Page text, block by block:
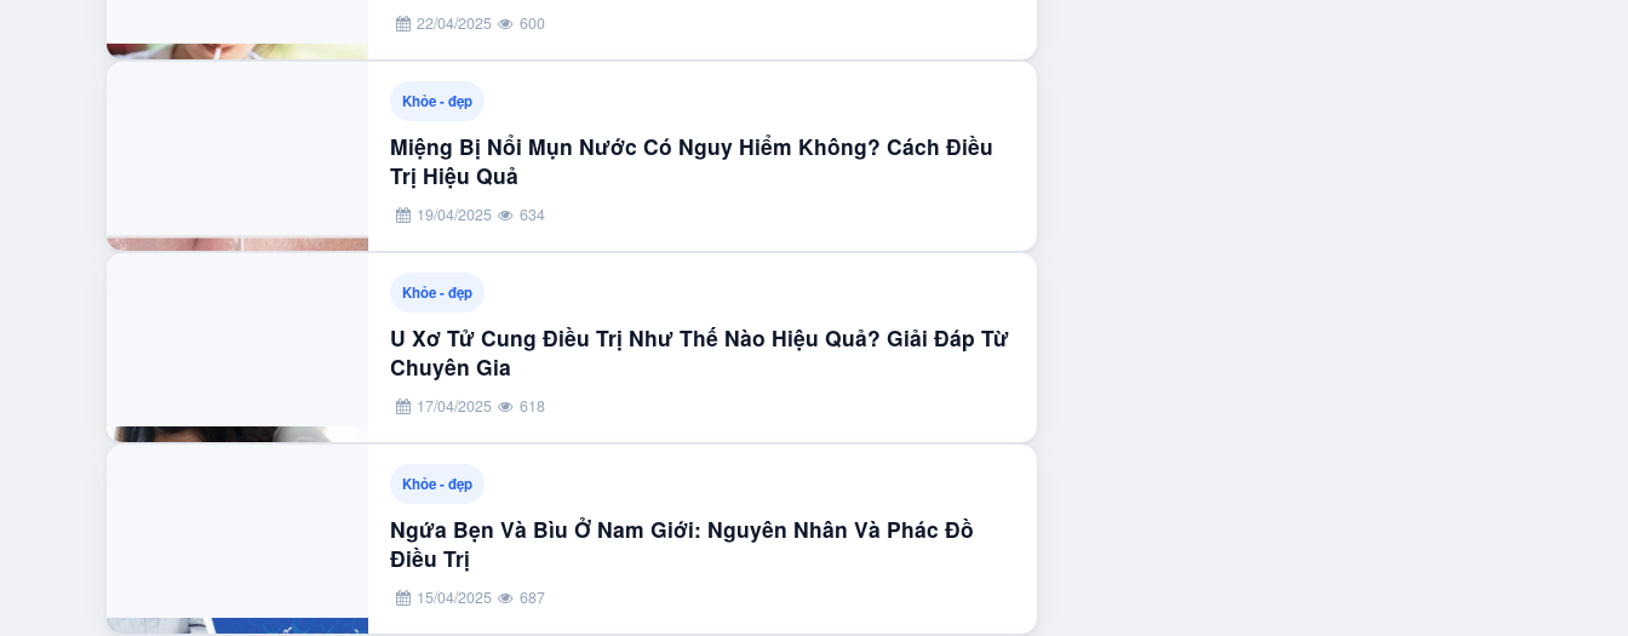
22/04/2025 600
Khỏe - đẹp
Miệng Bị Nổi Mụn Nước Có Nguy Hiểm Không? Cách Điều
Trị Hiệu Quả
19/04/2025 634
Khỏe - đẹp
U Xơ Tử Cung Điều Trị Như Thế Nào Hiệu Quả? Giải Đáp Từ
Chuyên Gia
17/04/2025 618
Khỏe - đẹp
Ngứa Bẹn Và Bìu Ở Nam Giới: Nguyên Nhân Và Phác Đồ
Điều Trị
15/04/2025 687